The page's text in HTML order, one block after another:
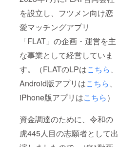
を設立し、フツメン向け恋
愛マッチングアプリ
「FLAT」の企画・運営を主
な事業として経営していま
す。（FLATのLPはこちら、
Android版アプリはこちら、
iPhone版アプリはこちら）
資金調達のために、令和の
虎445人目の志願者として出